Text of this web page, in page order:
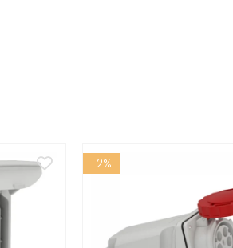
-2%